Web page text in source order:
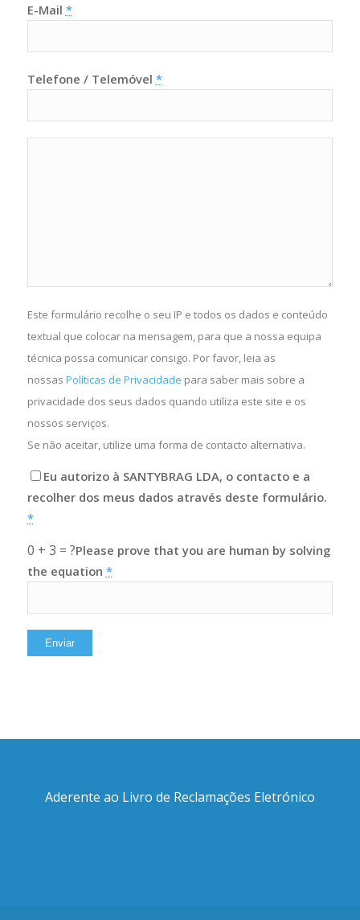
E-Mail *
Telefone / Telemóvel *
Este formulário recolhe o seu IP e todos os dados e conteúdo
textual que colocar na mensagem, para que a nossa equipa
técnica possa comunicar consigo. Por favor, leia as
nossas Políticas de Privacidade para saber mais sobre a
privacidade dos seus dados quando utiliza este site e os
nossos serviços.
Se não aceitar, utilize uma forma de contacto alternativa.
Eu autorizo à SANTYBRAG LDA, o contacto e a
recolher dos meus dados através deste formulário.
*
0 + 3 = ?Please prove that you are human by solving
the equation *
Aderente ao Livro de Reclamações Eletrónico